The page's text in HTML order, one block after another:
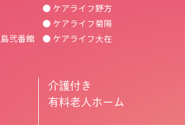
弐番館
● ケアライフ野方
● ケアライフ菊陽
● ケアライフ大在
介護付き
有料老人ホーム